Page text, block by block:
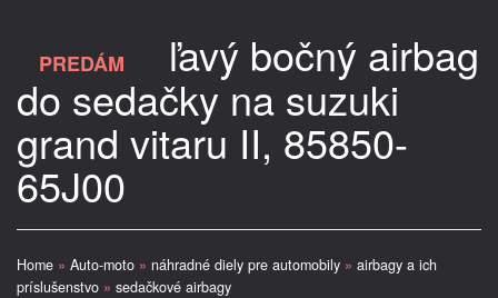
PREDÁM ľavý bočný airbag
do sedačky na suzuki
grand vitaru II, 85850-
65J00
Home » Auto-moto » náhradné diely pre automobily » airbagy a ich
príslušenstvo » sedačkové airbagy